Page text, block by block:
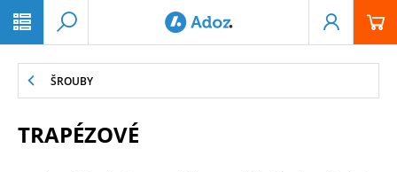
ŠROUBY
TRAPÉZOVÉ